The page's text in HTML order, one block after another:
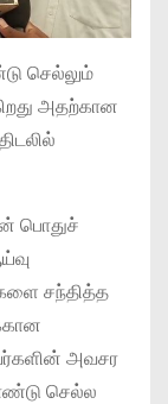
செல்லும்
அதற்கான
பொதுச்
சந்தித்த
அவசர
செல்ல